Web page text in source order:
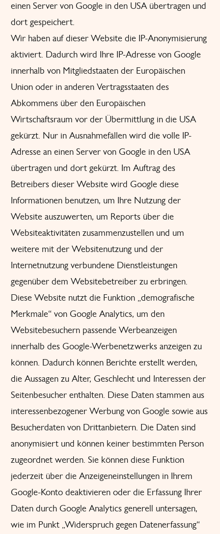
einen Server von Google in den USA übertragen und
dort gespeichert.
Wir haben auf dieser Website die IP-Anonymisierung
aktiviert. Dadurch wird Ihre IP-Adresse von Google
innerhalb von Mitgliedstaaten der Europäischen
Union oder in anderen Vertragsstaaten des
Abkommens über den Europäischen
Wirtschaftsraum vor der Übermittlung in die USA
gekürzt. Nur in Ausnahmefällen wird die volle IP-
Adresse an einen Server von Google in den USA
übertragen und dort gekürzt. Im Auftrag des
Betreibers dieser Website wird Google diese
Informationen benutzen, um Ihre Nutzung der
Website auszuwerten, um Reports über die
Websiteaktivitäten zusammenzustellen und um
weitere mit der Websitenutzung und der
Internetnutzung verbundene Dienstleistungen
gegenüber dem Websitebetreiber zu erbringen.
Diese Website nutzt die Funktion „demografische
Merkmale“ von Google Analytics, um den
Websitebesuchern passende Werbeanzeigen
innerhalb des Google-Werbenetzwerks anzeigen zu
können. Dadurch können Berichte erstellt werden,
die Aussagen zu Alter, Geschlecht und Interessen der
Seitenbesucher enthalten. Diese Daten stammen aus
interessenbezogener Werbung von Google sowie aus
Besucherdaten von Drittanbietern. Die Daten sind
anonymisiert und können keiner bestimmten Person
zugeordnet werden. Sie können diese Funktion
jederzeit über die Anzeigeneinstellungen in Ihrem
Google-Konto deaktivieren oder die Erfassung Ihrer
Daten durch Google Analytics generell untersagen,
wie im Punkt „Widerspruch gegen Datenerfassung“